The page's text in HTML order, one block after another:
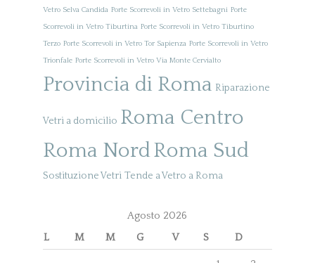
Vetro Selva Candida Porte Scorrevoli in Vetro Settebagni Porte
Scorrevoli in Vetro Tiburtina Porte Scorrevoli in Vetro Tiburtino
Terzo Porte Scorrevoli in Vetro Tor Sapienza Porte Scorrevoli in Vetro
Trionfale Porte Scorrevoli in Vetro Via Monte Cervialto
Provincia di Roma Riparazione
Vetri a domicilio Roma Centro
Roma NordRoma Sud
Sostituzione Vetri Tende a Vetro a Roma
Agosto 2026
L
M M G V S D